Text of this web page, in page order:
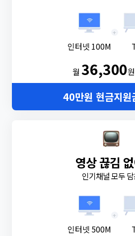
인터넷 100M
+
월36,300원
40만원 현금지
영상 끊김
인기채널 모두
인터넷 500M
+